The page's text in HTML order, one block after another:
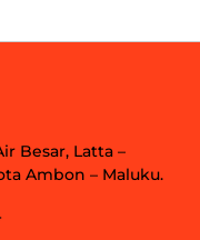
Besar, Latta –
Ambon – Maluku.